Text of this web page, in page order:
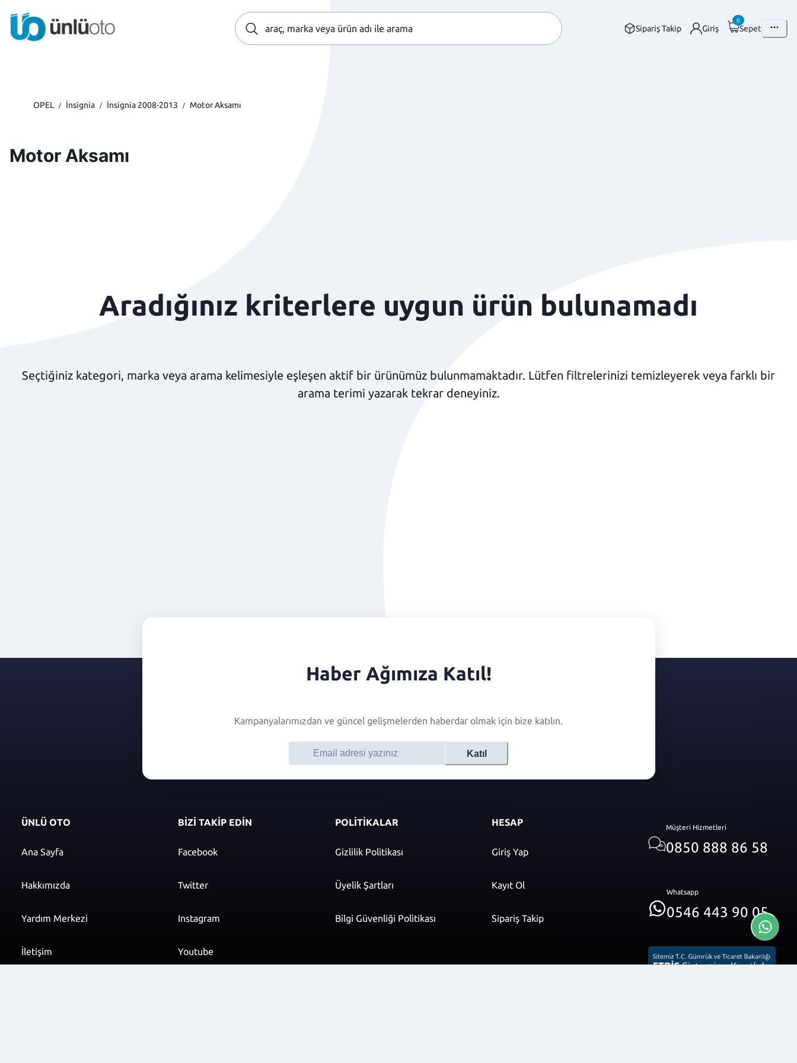
Sipariş Takip Giriş
0
Sepet
OPEL / İnsignia / İnsignia 2008-2013 / Motor Aksamı
Motor Aksamı
Aradığınız kriterlere uygun ürün bulunamadı
Seçtiğiniz kategori, marka veya arama kelimesiyle eşleşen aktif bir ürünümüz bulunmamaktadır. Lütfen filtrelerinizi temizleyerek veya farklı bir
arama terimi yazarak tekrar deneyiniz.
Haber Ağımıza Katıl!
Kampanyalarımızdan ve güncel gelişmelerden haberdar olmak için bize katılın.
Katıl
ÜNLÜ OTO
Ana Sayfa
Hakkımızda
Yardım Merkezi
İletişim
BİZİ TAKİP EDİN
Facebook
Twitter
Instagram
Youtube
POLİTİKALAR
Gizlilik Politikası
Üyelik Şartları
Bilgi Güvenliği Politikası
HESAP
Giriş Yap
Kayıt Ol
Sipariş Takip
Müşteri Hizmetleri
0850 888 86 58
Whatsapp
0546 443 90 05